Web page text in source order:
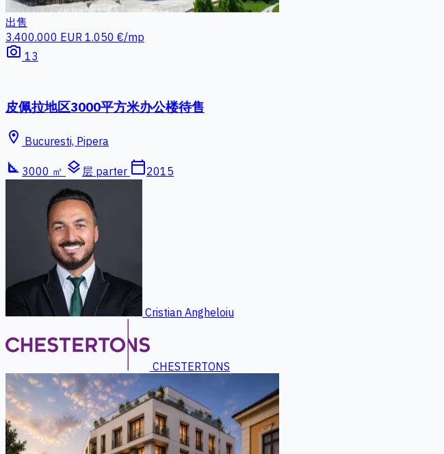
出售
3.400.000 EUR 1.050 €/mp
photo_camera 13
皮佩拉地区3000平方米办公楼待售
location_on Bucuresti, Pipera
square_foot 3000 ㎡ layers 层 parter calendar_today2015
Cristian Angheloiu
CHESTERTONS